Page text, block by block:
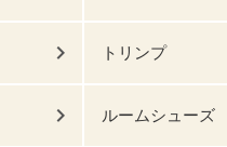
トリンプ
ルームシューズ